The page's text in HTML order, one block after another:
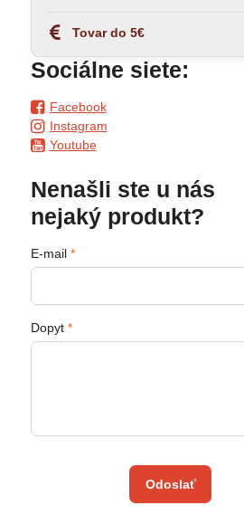
Tovar do 5€
Sociálne siete:
Facebook
Instagram
Youtube
Nenašli ste u nás
nejaký produkt?
E-mail *
Dopyt *
Odoslať